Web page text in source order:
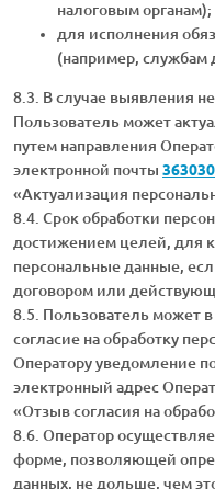
налоговым органам);
для исполнения
(например, службам
8.3. В случае выявления
Пользователь может
путем направления
электронной почты
«Актуализация
8.4. Срок обработки
достижением целей, для
персональные данные,
договором или
8.5. Пользователь может
согласие на обработку
Оператору уведомление
электронный адрес
«Отзыв согласия на
8.6. Оператор
форме, позволяющей
данных, не дольше, чем